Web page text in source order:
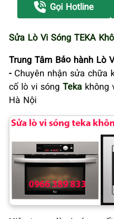
Gọi Hotline
Sửa Lò Vi Sóng TEKA
Trung Tâm Bảo hành Lò
- Chuyên nhận sửa chữa
cố lò vi sóng Teka không
Hà Nội